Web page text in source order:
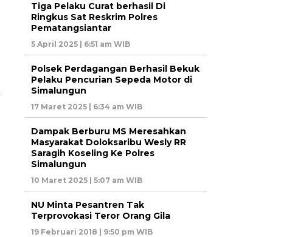
Tiga Pelaku Curat berhasil Di
Ringkus Sat Reskrim Polres
Pematangsiantar
5 April 2025 | 6:51 am WIB
Polsek Perdagangan Berhasil Bekuk
Pelaku Pencurian Sepeda Motor di
Simalungun
17 Maret 2025 | 6:34 am WIB
Dampak Berburu MS Meresahkan
Masyarakat Doloksaribu Wesly RR
Saragih Koseling Ke Polres
Simalungun
10 Maret 2025 | 5:07 am WIB
NU Minta Pesantren Tak
Terprovokasi Teror Orang Gila
19 Februari 2018 | 9:50 pm WIB